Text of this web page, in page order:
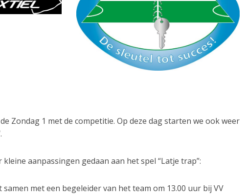
Zondag 1 met de competitie. Op deze dag starten we ook weer
aanpassingen gedaan aan het spel “Latje trap”:
met een begeleider van het team om 13.00 uur bij VV